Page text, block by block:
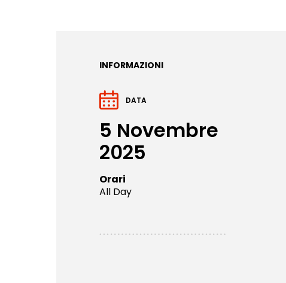
INFORMAZIONI
DATA
5 Novembre
2025
Orari
All Day